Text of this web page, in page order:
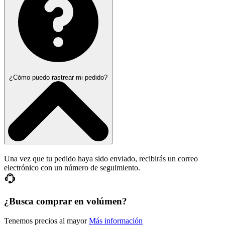
¿Cómo puedo rastrear mi pedido?
Una vez que tu pedido haya sido enviado, recibirás un correo
electrónico con un número de seguimiento.
¿Busca comprar en volúmen?
Tenemos precios al mayorMás información